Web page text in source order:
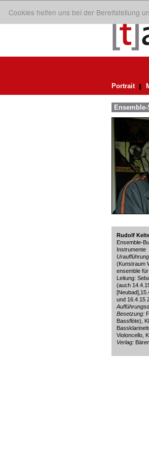
Cookies helfen uns bei der Bereitstellung
Portrait
Rudolf
Ensemble-
Instrumente
(Kunstraum
ensemble
Leitung:
(auch
und 16.4.15
Besetzung:
Bassflöte),
Violoncello,
Verlag: